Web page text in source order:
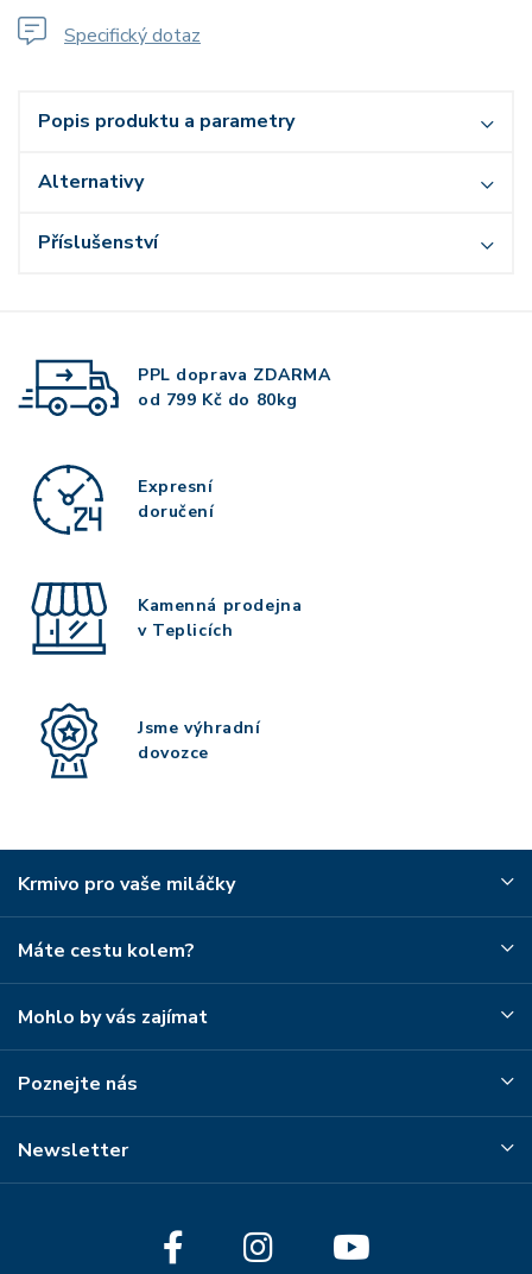
Specifický dotaz
Popis produktu a parametry
Alternativy
Příslušenství
PPL doprava ZDARMA
od 799 Kč do 80kg
Expresní
doručení
Kamenná prodejna
v Teplicích
Jsme výhradní
dovozce
Krmivo pro vaše miláčky
Máte cestu kolem?
Mohlo by vás zajímat
Poznejte nás
Newsletter